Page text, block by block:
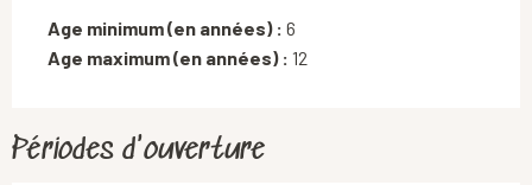
Age minimum (en années) : 6
Age maximum (en années) : 12
Périodes d'ouverture